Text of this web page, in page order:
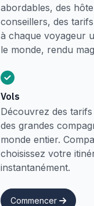
abordables, des
conseillers, des
à chaque voyageur
le monde, rendu
Vols
Découvrez des
des grandes
monde entier.
choisissez votre
instantanément.
Commencer